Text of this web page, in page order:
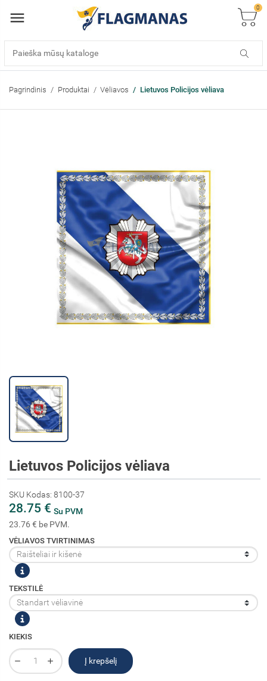
0
Pagrindinis Produktai Vėliavos Lietuvos Policijos vėliava
Lietuvos Policijos vėliava
SKU Kodas: 8100-37
28.75 € Su PVM
23.76 € be PVM.
VĖLIAVOS TVIRTINIMAS
TEKSTILĖ
KIEKIS
Į krepšelį